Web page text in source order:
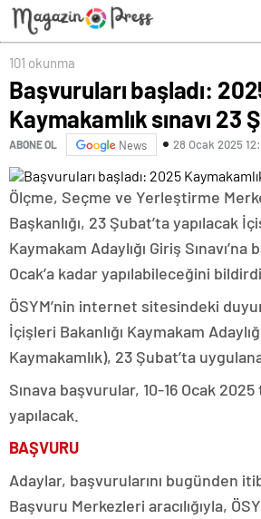
101 okunma
Başvuruları başladı:
Kaymakamlık sınavı 23
ABONE OL News 28 Ocak 2025
Ölçme, Seçme ve Yerleştirme
Başkanlığı, 23 Şubat’ta yapılacak
Kaymakam Adaylığı Giriş Sınavı’na
Ocak’a kadar yapılabileceğini bildirdi.
ÖSYM’nin internet sitesindeki
İçişleri Bakanlığı Kaymakam
Kaymakamlık), 23 Şubat’ta
Sınava başvurular, 10-16 Ocak
yapılacak.
BAŞVURU
Adaylar, başvurularını bugünden
Başvuru Merkezleri aracılığıyla,